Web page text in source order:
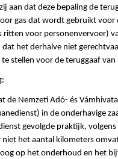
aan dat deze bepaling de
gas dat wordt gebruikt voor
ritten voor personenvervoer)
dat het derhalve niet
stellen voor de teruggaaf van
de Nemzeti Adó- és
in de onderhavige
gevolgde praktijk, volgens
niet het aantal kilometers
op het onderhoud en het